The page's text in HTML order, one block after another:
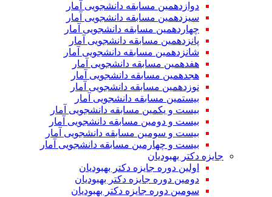
دوازدهمین مسابقه دانشجویی آمار
سیزدهمین مسابقه دانشجویی آمار
چهاردهمین مسابقه دانشجویی آمار
پانزدهمین مسابقه دانشجویی آمار
شانزدهمین مسابقه دانشجویی آمار
هفدهمین مسابقه دانشجویی آمار
هجدهمین مسابقه دانشجویی آمار
نوزدهمین مسابقه دانشجویی آمار
بیستمین مسابقه دانشجویی آمار
بیست و یکمین مسابقه دانشجویی آمار
بیست و دومین مسابقه دانشجویی آمار
بیست و سومین مسابقه دانشجویی آمار
بیست و چهارمین مسابقه دانشجویی آمار
جایزه دکتر بهبودیان
اولین دوره جایزه دکتر بهبودیان
دومین دوره جایزه دکتر بهبودیان
سومین دوره جایزه دکتر بهبودیان